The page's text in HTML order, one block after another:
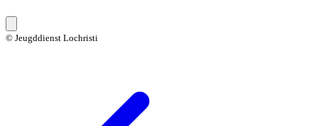
© Jeugddienst Lochristi